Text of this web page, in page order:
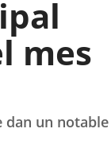
mes
dan un notable